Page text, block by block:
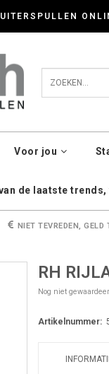
Voor jou
de laatste
NIET TEVREDEN, GELD
RH
Nog niet
Artikelnummer:
met cookies. Kijk